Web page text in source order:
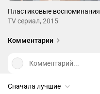
Пластиковые воспоминания
ТV сериал, 2015
Комментарии
Комментарий...
Сначала лучшие